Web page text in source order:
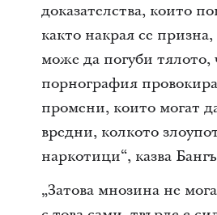
доказателства, които
както накрая се
може да погуби тялото,
порнография
промени, които могат
вредни, колкото
наркотици“, казва
„Затова мнозина не